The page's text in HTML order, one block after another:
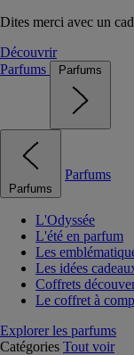
Dites merci avec un
Découvrir
Parfums
Parfums
Parfums
Parfums
L'Odyssée
L'été en parfum
Les
Les idées
Coffrets
Le coffret à
Explorer les parfums
Catégories Tout voir